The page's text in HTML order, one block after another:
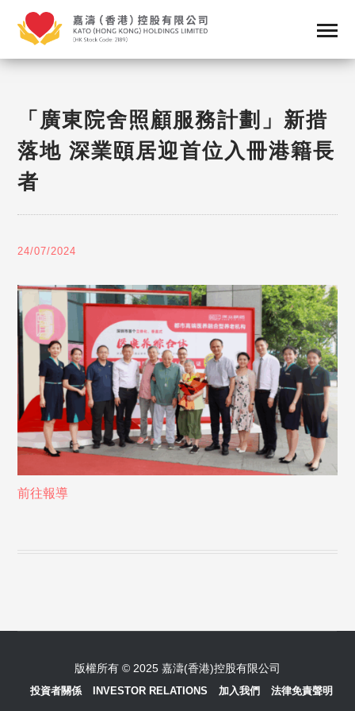
「廣東院舍照顧服務計劃」新措
落地 深業頤居迎首位入冊港籍長
者
24/07/2024
前往報導
版權所有 © 2025 嘉濤(香港)控股有限公司
投資者關係 INVESTOR RELATIONS 加入我們 法律免責聲明